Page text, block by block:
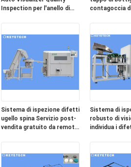
Inspection per l'anello di
contagoccia
Sistema di ispezione difetti
ugello spina Servizio post-
vendita gratuito da remoto
Sistema di
robusto di
individua i